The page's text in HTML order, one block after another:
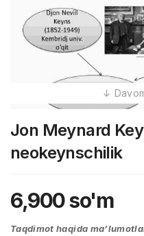
Jon Meynard
neokeynschilik
6,900so'm
Taqdimot haqida